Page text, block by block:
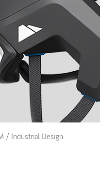
/ Industrial Design